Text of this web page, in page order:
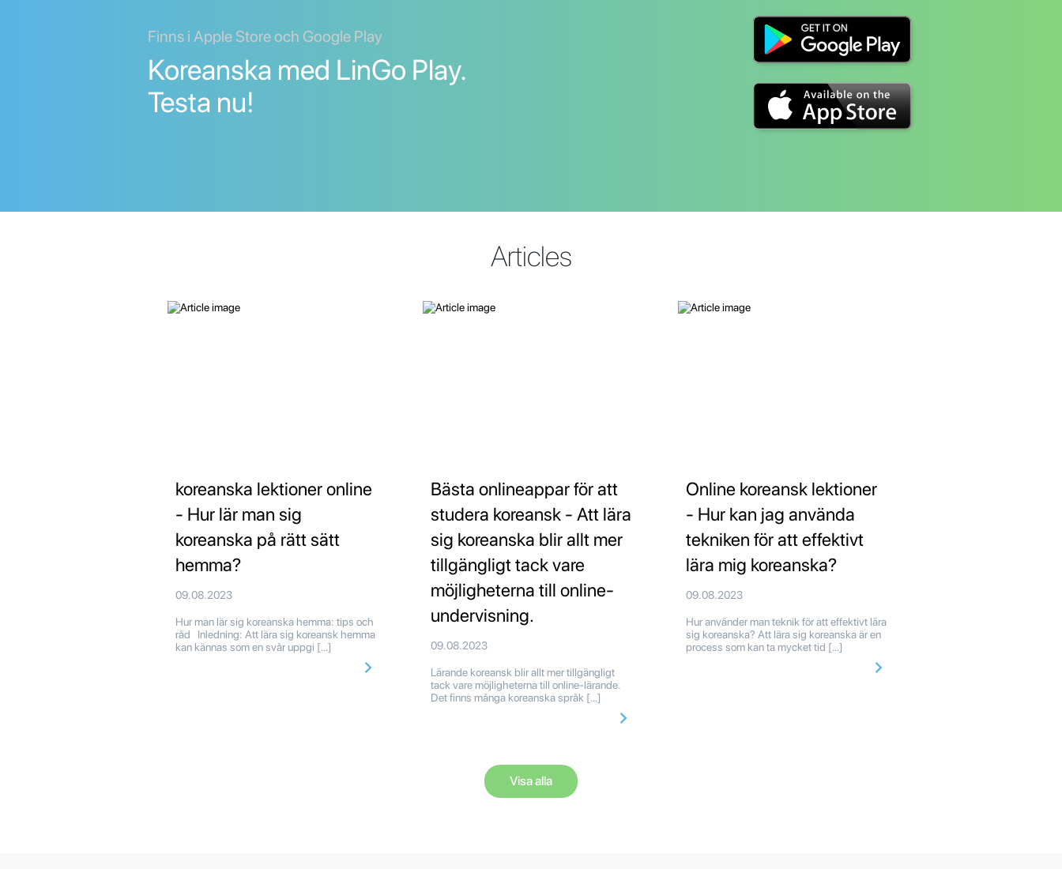
Finns i Apple Store och Google Play
Koreanska med LinGo Play.
Testa nu!
Articles
koreanska lektioner online
- Hur lär man sig
koreanska på rätt sätt
hemma?
09.08.2023
Hur man lär sig koreanska hemma: tips och
råd Inledning: Att lära sig koreansk hemma
kan kännas som en svår uppgi […]
Bästa onlineappar för att
studera koreansk - Att lära
sig koreanska blir allt mer
tillgängligt tack vare
möjligheterna till online-
undervisning.
09.08.2023
Lärande koreansk blir allt mer tillgängligt
tack vare möjligheterna till online-lärande.
Det finns många koreanska språk […]
Online koreansk lektioner
- Hur kan jag använda
tekniken för att effektivt
lära mig koreanska?
09.08.2023
Hur använder man teknik för att effektivt lära
sig koreanska? Att lära sig koreanska är en
process som kan ta mycket tid […]
Visa alla